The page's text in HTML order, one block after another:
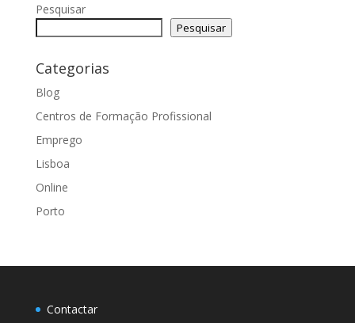
Pesquisar
Pesquisar
Categorias
Blog
Centros de Formação Profissional
Emprego
Lisboa
Online
Porto
Contactar